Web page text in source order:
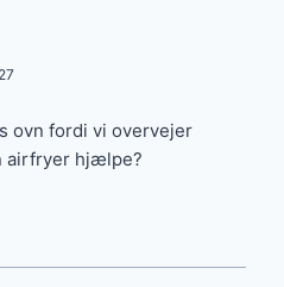
ovn fordi vi overvejer
airfryer hjælpe?